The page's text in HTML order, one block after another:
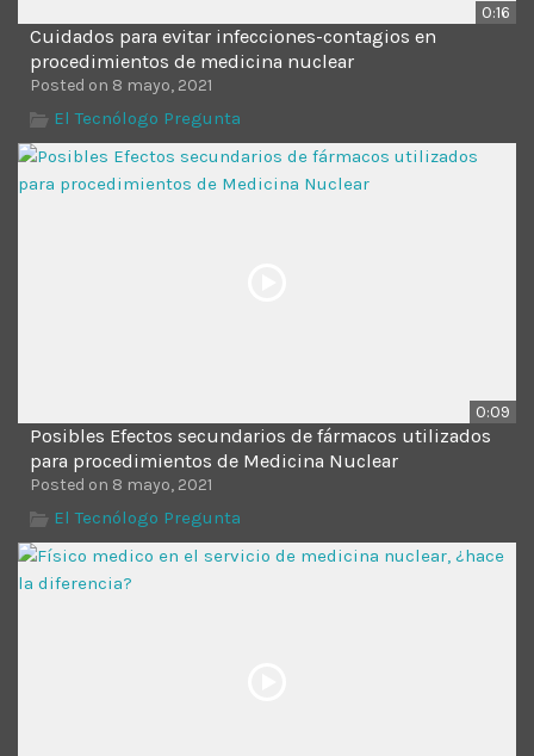
0:16
Cuidados para evitar infecciones-contagios en
procedimientos de medicina nuclear
Posted on 8 mayo, 2021
El Tecnólogo Pregunta
0:09
Posibles Efectos secundarios de fármacos utilizados
para procedimientos de Medicina Nuclear
Posted on 8 mayo, 2021
El Tecnólogo Pregunta